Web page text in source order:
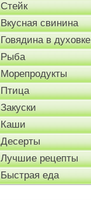
Стейк
Вкусная свинина
Говядина в духовке
Рыба
Морепродукты
Птица
Закуски
Каши
Десерты
Лучшие рецепты
Быстрая еда